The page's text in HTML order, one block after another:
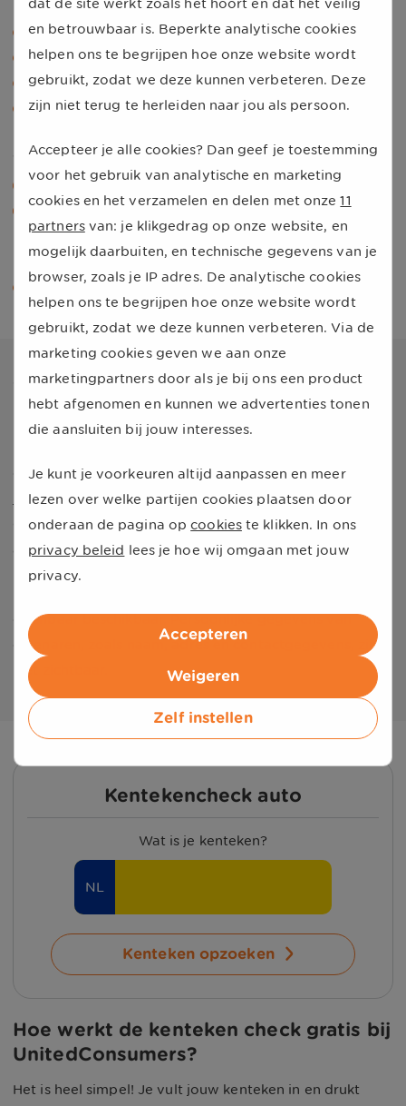
Energielabel.
Cilinderinhoud en aantal cilinders.
Verbruik stad en buitenwegen.
Verbruik gecombineerd.
Afmetingen en gewicht
Prijs
Cataloguswaarde en dagwaarde.
Waar haalt onze gratis kentekencheck
de gegevens vandaan?
opgehaald vanuit deRijksdienst voor Wegverkeer
(RDW). In de database van de RDW vind je allerlei
gegevens die gekoppeld zijn aan het kenteken van de
auto.
openbaar beschikbaar. Persoonlijke gegevens van
eigenaren, zoals naam, adres en contactgegevens, zijn
niet zichtbaar.
Hoe werkt de kenteken check gratis bij
UnitedConsumers?
Het is heel simpel! Je vult jouw kenteken in en drukt
Kentekencheck auto
Wat is je kenteken?
NL
Kenteken opzoeken
dat de site werkt zoals het hoort en dat het veilig
en betrouwbaar is. Beperkte analytische cookies
helpen ons te begrijpen hoe onze website wordt
gebruikt, zodat we deze kunnen verbeteren. Deze
zijn niet terug te herleiden naar jou als persoon.
Accepteer je alle cookies? Dan geef je toestemming
voor het gebruik van analytische en marketing
cookies en het verzamelen en delen met onze 11
partners van: je klikgedrag op onze website, en
mogelijk daarbuiten, en technische gegevens van je
browser, zoals je IP adres. De analytische cookies
helpen ons te begrijpen hoe onze website wordt
gebruikt, zodat we deze kunnen verbeteren. Via de
marketing cookies geven we aan onze
marketingpartners door als je bij ons een product
hebt afgenomen en kunnen we advertenties tonen
die aansluiten bij jouw interesses.
Je kunt je voorkeuren altijd aanpassen en meer
lezen over welke partijen cookies plaatsen door
onderaan de pagina op cookies te klikken. In ons
privacy beleid lees je hoe wij omgaan met jouw
privacy.
Accepteren
Weigeren
Zelf instellen